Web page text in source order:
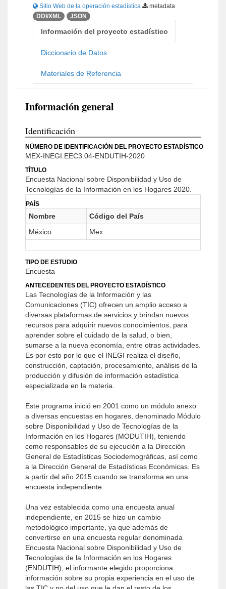
Sitio Web de la operación estadística
metadata
DDI/XML
JSON
Información del proyecto estadístico
Diccionario de Datos
Materiales de Referencia
Información general
Identificación
NÚMERO DE IDENTIFICACIÓN DEL PROYECTO ESTADÍSTICO
MEX-INEGI.EEC3.04-ENDUTIH-2020
TÍTULO
Encuesta Nacional sobre Disponibilidad y Uso de
Tecnologías de la Información en los Hogares 2020.
PAÍS
Nombre
Código del País
México
Mex
TIPO DE ESTUDIO
Encuesta
ANTECEDENTES DEL PROYECTO ESTADÍSTICO
Las Tecnologías de la Información y las
Comunicaciones (TIC) ofrecen un amplio acceso a
diversas plataformas de servicios y brindan nuevos
recursos para adquirir nuevos conocimientos, para
aprender sobre el cuidado de la salud, o bien,
sumarse a la nueva economía, entre otras actividades.
Es por esto por lo que el INEGI realiza el diseño,
construcción, captación, procesamiento, análisis de la
producción y difusión de información estadística
especializada en la materia.
Este programa inició en 2001 como un módulo anexo
a diversas encuestas en hogares, denominado Módulo
sobre Disponibilidad y Uso de Tecnologías de la
Información en los Hogares (MODUTIH), teniendo
como responsables de su ejecución a la Dirección
General de Estadísticas Sociodemográficas, así como
a la Dirección General de Estadísticas Económicas. Es
a partir del año 2015 cuando se transforma en una
encuesta independiente.
Una vez establecida como una encuesta anual
independiente, en 2015 se hizo un cambio
metodológico importante, ya que además de
convertirse en una encuesta regular denominada
Encuesta Nacional sobre Disponibilidad y Uso de
Tecnologías de la Información en los Hogares
(ENDUTIH), el informante elegido proporciona
información sobre su propia experiencia en el uso de